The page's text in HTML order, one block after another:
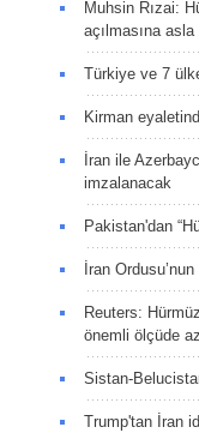
Muhsin Rızai:
açılmasına
Türkiye ve 7
Kirman
İran ile
imzalanacak
Pakistan'dan
İran
Reuters:
önemli ölçüde
Sistan-
Trump'tan İran